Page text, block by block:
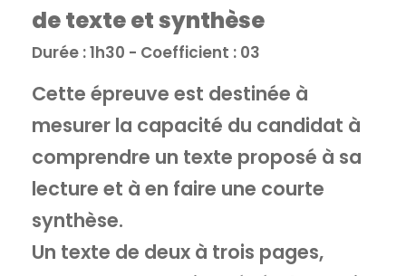
de texte et synthèse
Durée : 1h30 - Coefficient : 03
Cette épreuve est destinée à
mesurer la capacité du candidat à
comprendre un texte proposé à sa
lecture et à en faire une courte
synthèse.
Un texte de deux à trois pages,